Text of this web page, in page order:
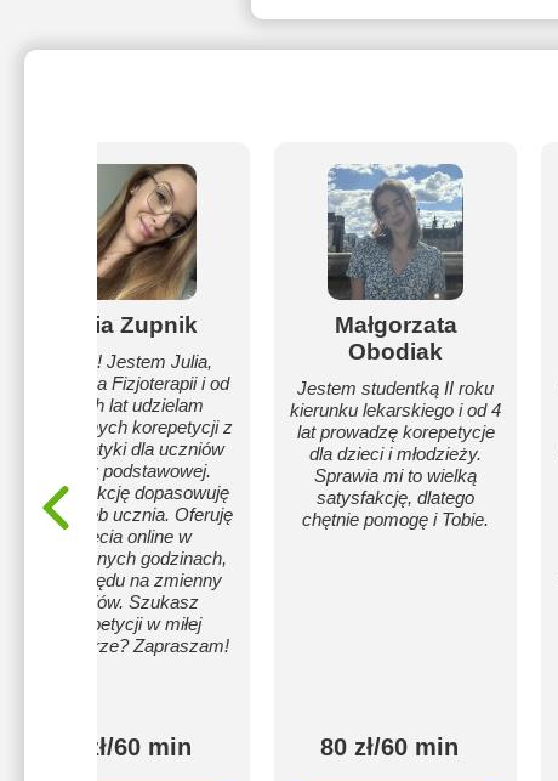
Julia Zupnik
Cześć! Jestem Julia,
studentka Fizjoterapii i od
trzech lat udzielam
skutecznych korepetycji z
matematyki dla uczniów
szkoły podstawowej.
Każdą lekcję dopasowuję
do potrzeb ucznia. Oferuję
zajęcia online w
elastycznych godzinach,
ze względu na zmienny
studiów. Szukasz
korepetycji w miłej
atmosferze? Zapraszam!
80 zł/60 min
Małgorzata
Obodiak
Jestem studentką II roku
kierunku lekarskiego i od 4
lat prowadzę korepetycje
dla dzieci i młodzieży.
Sprawia mi to wielką
satysfakcję, dlatego
chętnie pomogę i Tobie.
80 zł/60 min